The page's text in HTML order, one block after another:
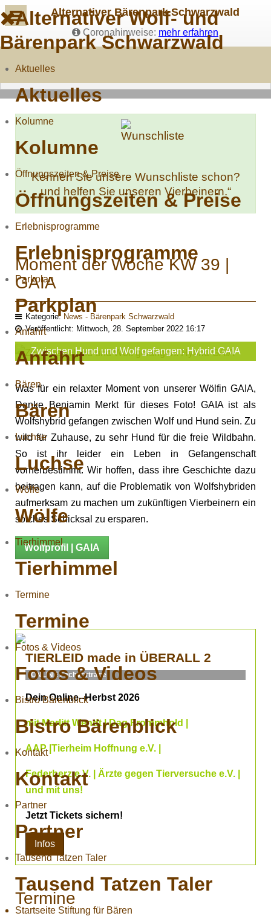
Alternativer Bärenpark Schwarzwald
Coronahinweise: mehr erfahren
Alternativer Wolf- und
Bärenpark Schwarzwald
Aktuelles
Aktuelles
Kolumne
Kolumne
Öffnungszeiten & Preise
Öffnungszeiten & Preise
Erlebnisprogramme
Erlebnisprogramme
Parkplan
Parkplan
Anfahrt
Anfahrt
Bären
Bären
Luchse
Luchse
Wölfe
Wölfe
Tierhimmel
Tierhimmel
Termine
Termine
Fotos & Videos
Fotos & Videos
Bistro Bärenblick
Bistro Bärenblick
Kontakt
Kontakt
Partner
Partner
Tausend Tatzen Taler
Tausend Tatzen Taler
Startseite Stiftung für Bären
Kennen Sie unsere Wunschliste schon?
und helfen Sie unseren Vierbeinern.“
Moment der Woche KW 39 |
GAIA
Kategorie: News - Bärenpark Schwarzwald
Veröffentlicht: Mittwoch, 28. September 2022 16:17
Zwischen Hund und Wolf gefangen: Hybrid GAIA
Was für ein relaxter Moment von unserer Wölfin GAIA,
Danke Benjamin Merkt für dieses Foto! GAIA ist als
Wolfshybrid gefangen zwischen Wolf und Hund sein. Zu
wild für Zuhause, zu sehr Hund für die freie Wildbahn.
So ist ihr leider ein Leben in Gefangenschaft
vorherbestimmt. Wir hoffen, dass ihre Geschichte dazu
beitragen kann, auf die Problematik von Wolfshybriden
aufmerksam zu machen um zukünftigen Vierbeinern ein
solches Schicksal zu ersparen.
Wolfprofil | GAIA
TIERLEID made in ÜBERALL 2
ONLINE Fachvorträge
Dein Online--Herbst 2026
mit Marlitt Wendt | Dag Frommhold |
AAP |Tierheim Hoffnung e.V. |
Federherz e.V. | Ärzte gegen Tierversuche e.V. |
und mit uns!
Jetzt Tickets sichern!
Infos
Termine